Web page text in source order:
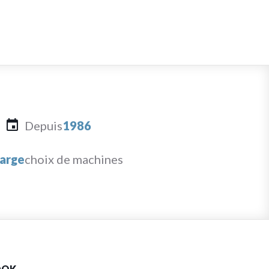
Depuis1986
choix de machines